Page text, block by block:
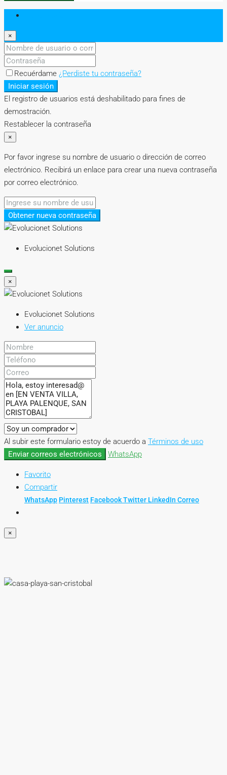
×
Recuérdame ¿Perdiste tu contraseña?
Iniciar sesión
El registro de usuarios está deshabilitado para fines de
demostración.
Restablecer la contraseña
×
Por favor ingrese su nombre de usuario o dirección de correo
electrónico. Recibirá un enlace para crear una nueva contraseña
por correo electrónico.
Obtener nueva contraseña
Evolucionet Solutions
×
Evolucionet Solutions
Ver anuncio
Al subir este formulario estoy de acuerdo a Términos de uso
Enviar correos electrónicos
WhatsApp
Favorito
Compartir
WhatsApp Pinterest FacebookTwitter LinkedIn Correo
×